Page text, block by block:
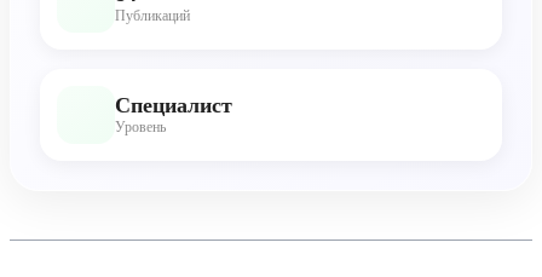
Публикаций
Специалист
Уровень